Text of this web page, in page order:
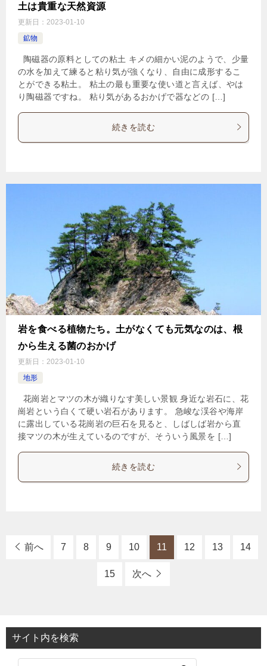
土は貴重な天然資源
更新日： 2023-01-10
鉱物
陶磁器の原料としての粘土 キメの細かい泥のようで、少量
の水を加えて練ると粘り気が強くなり、自由に成形するこ
とができる粘土。 粘土の最も重要な使い道と言えば、やは
り陶磁器ですね。 粘り気があるおかげで器などの […]
続きを読む
岩を食べる植物たち。土がなくても元気なのは、根
から生える菌のおかげ
更新日： 2023-01-10
地形
花崗岩とマツの木が織りなす美しい景観 身近な岩石に、花
崗岩という白くて硬い岩石があります。 急峻な渓谷や海岸
に露出している花崗岩の巨石を見ると、しばしば岩から直
接マツの木が生えているのですが、そういう風景を […]
続きを読む
前へ 7 8 9 10 11 12 13 14
15 次へ
サイト内を検索